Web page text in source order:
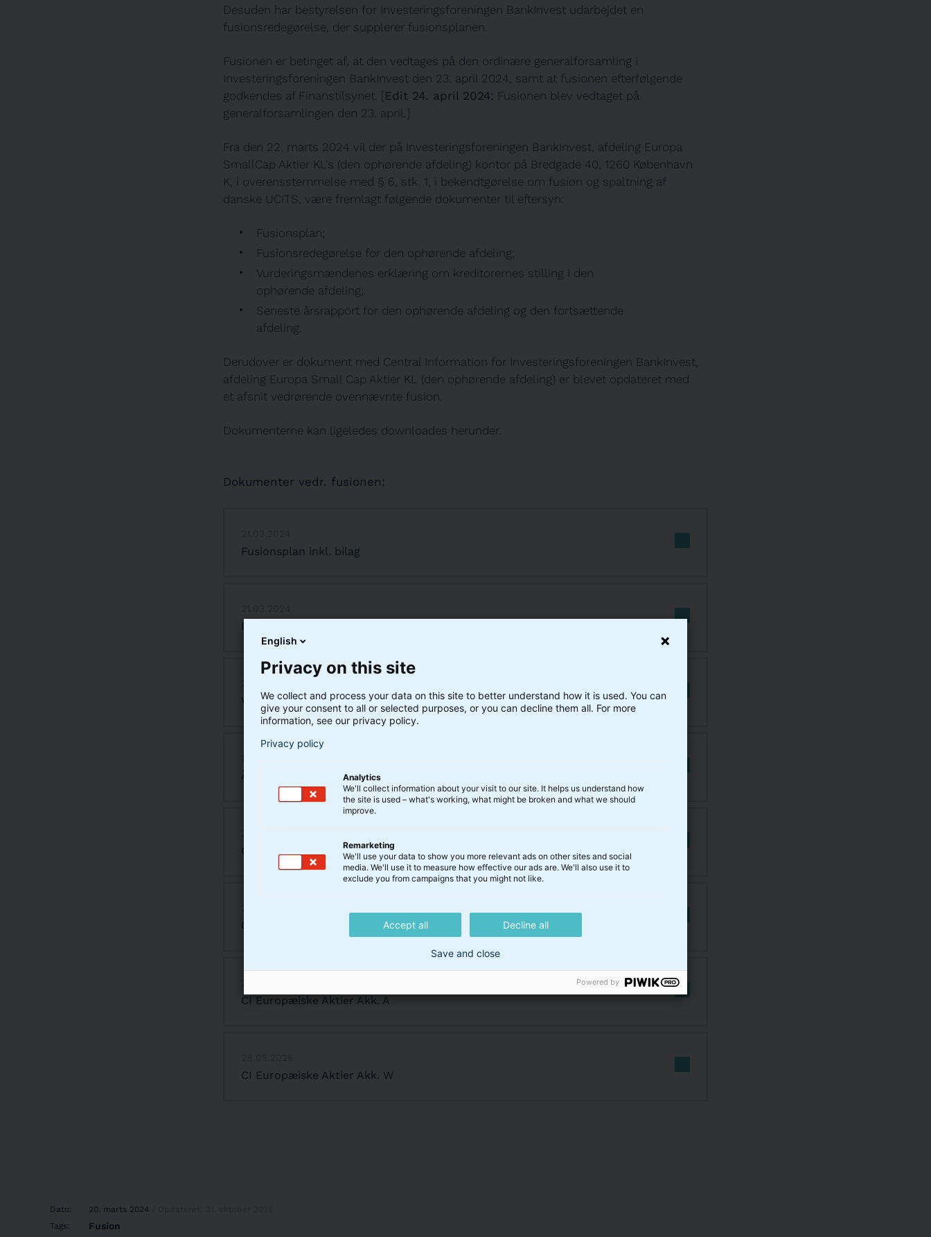
Desuden har bestyrelsen for Investeringsforeningen BankInvest udarbejdet en
fusionsredegørelse, der supplerer fusionsplanen.
Fusionen er betinget af, at den vedtages på den ordinære generalforsamling i
Investeringsforeningen BankInvest den 23. april 2024, samt at fusionen efterfølgende
godkendes af Finanstilsynet. [ Edit 24. april 2024: Fusionen blev vedtaget på
generalforsamlingen den 23. april.]
Fra den 22. marts 2024 vil der på Investeringsforeningen BankInvest, afdeling Europa
SmallCap Aktier KL's (den ophørende afdeling) kontor på Bredgade 40, 1260 København
K, i overensstemmelse med § 6, stk. 1, i bekendtgørelse om fusion og spaltning af
danske UCITS, være fremlagt følgende dokumenter til eftersyn:
Fusionsplan;
Fusionsredegørelse for den ophørende afdeling;
Vurderingsmændenes erklæring om kreditorernes stilling i den
ophørende afdeling;
Seneste årsrapport for den ophørende afdeling og den fortsættende
afdeling.
Derudover er dokument med Central Information for Investeringsforeningen BankInvest,
afdeling Europa Small Cap Aktier KL (den ophørende afdeling) er blevet opdateret med
et afsnit vedrørende ovennævnte fusion.
Dokumenterne kan ligeledes downloades herunder.
Dokumenter vedr. fusionen:
Fusionsplan inkl. bilag
Fusionsredegørelse
Vurderingsmændenes erklæring om kreditorernes stilling
Årsrapport Investeringsforeningen BankInvest
CI Europa Small Cap Aktier A
CI Europa Small Cap Aktier W
CI Europæiske Aktier Akk. A
CI Europæiske Aktier Akk. W
Dato: 20. marts 2024
Tags:
Fusion
English
Privacy on this site
We collect and process your data on this site to better understand how it is used. You can
give your consent to all or selected purposes, or you can decline them all. For more
information, see our privacy policy.
Privacy policy
Analytics
We'll collect information about your visit to our site. It helps us understand how
the site is used – what's working, what might be broken and what we should
improve.
Remarketing
We'll use your data to show you more relevant ads on other sites and social
media. We'll use it to measure how effective our ads are. We'll also use it to
exclude you from campaigns that you might not like.
Accept all Decline all
Save and close
Powered by